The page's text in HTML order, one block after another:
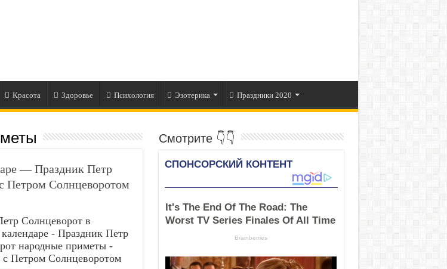
Красота Здоровье Психология Эзотерика Праздники 2020
— Праздник Петр
Петром Солнцеворотом
Солнцеворот в
- Праздник Петр
народные приметы -
Петром Солнцеворотом
Смотрите 👇👇